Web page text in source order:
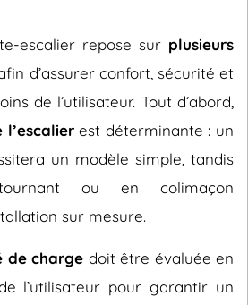
escalier repose sur plusieurs
d’assurer confort, sécurité et
de l’utilisateur. Tout d’abord,
est déterminante : un
un modèle simple, tandis
ou en colimaçon
sur mesure.
de charge doit être évaluée en
l’utilisateur pour garantir un